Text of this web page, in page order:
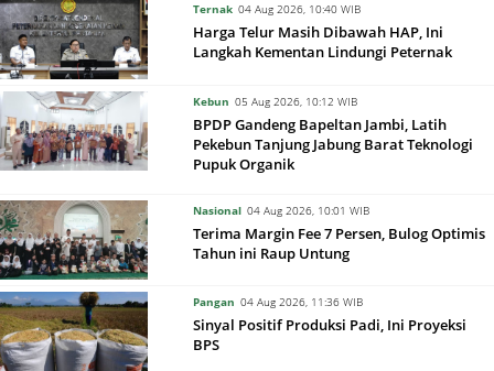
Ternak 04 Aug 2026, 10:40 WIB
Harga Telur Masih Dibawah HAP, Ini
Langkah Kementan Lindungi Peternak
Kebun 05 Aug 2026, 10:12 WIB
BPDP Gandeng Bapeltan Jambi, Latih
Pekebun Tanjung Jabung Barat Teknologi
Pupuk Organik
Nasional 04 Aug 2026, 10:01 WIB
Terima Margin Fee 7 Persen, Bulog Optimis
Tahun ini Raup Untung
Pangan 04 Aug 2026, 11:36 WIB
Sinyal Positif Produksi Padi, Ini Proyeksi
BPS